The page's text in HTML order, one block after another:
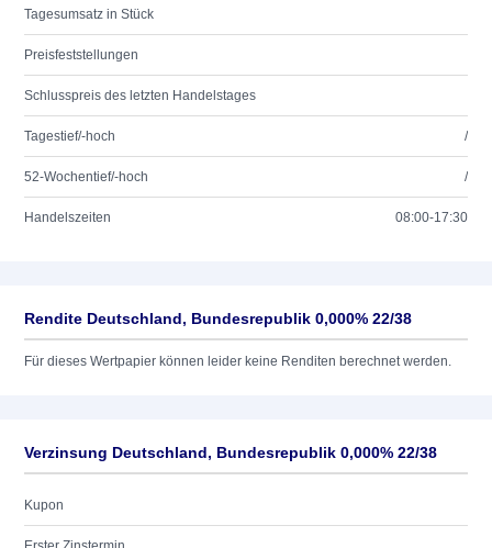
Tagesumsatz in Stück
Preisfeststellungen
Schlusspreis des letzten Handelstages
Tagestief/-hoch /
52-Wochentief/-hoch /
Handelszeiten 08:00-17:30
Rendite Deutschland, Bundesrepublik 0,000% 22/38
Für dieses Wertpapier können leider keine Renditen berechnet werden.
Verzinsung Deutschland, Bundesrepublik 0,000% 22/38
Kupon